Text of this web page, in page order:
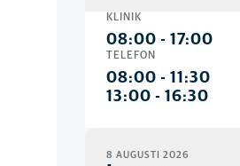
KLINIK
08:00 - 17:00
TELEFON
08:00 - 11:30
13:00 - 16:30
8 AUGUSTI 2026